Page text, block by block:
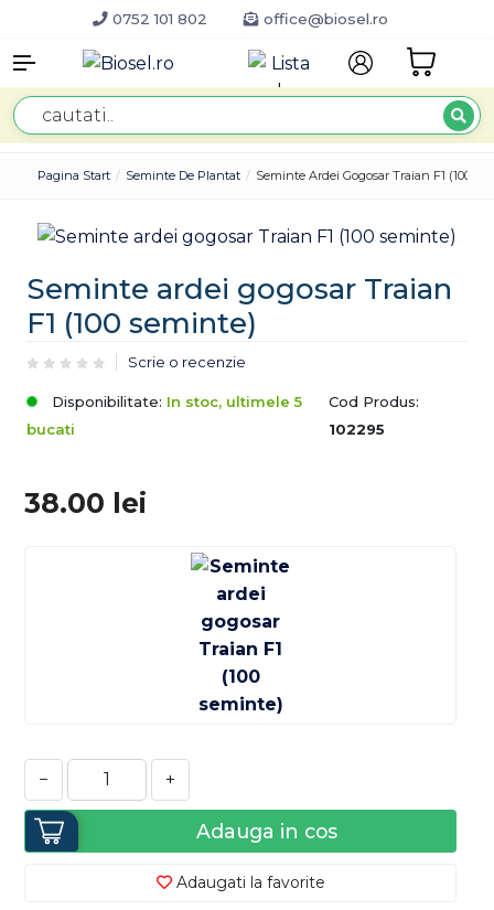
0752 101 802 office@biosel.ro
Pagina Start Seminte De Plantat Seminte Ardei Gogosar Traian F1 (100
Seminte ardei gogosar Traian
F1 (100 seminte)
Scrie o recenzie
Disponibilitate: In stoc, ultimele 5
bucati
Cod Produs:
102295
38.00 lei
− +
Adauga in cos
Adaugati la favorite